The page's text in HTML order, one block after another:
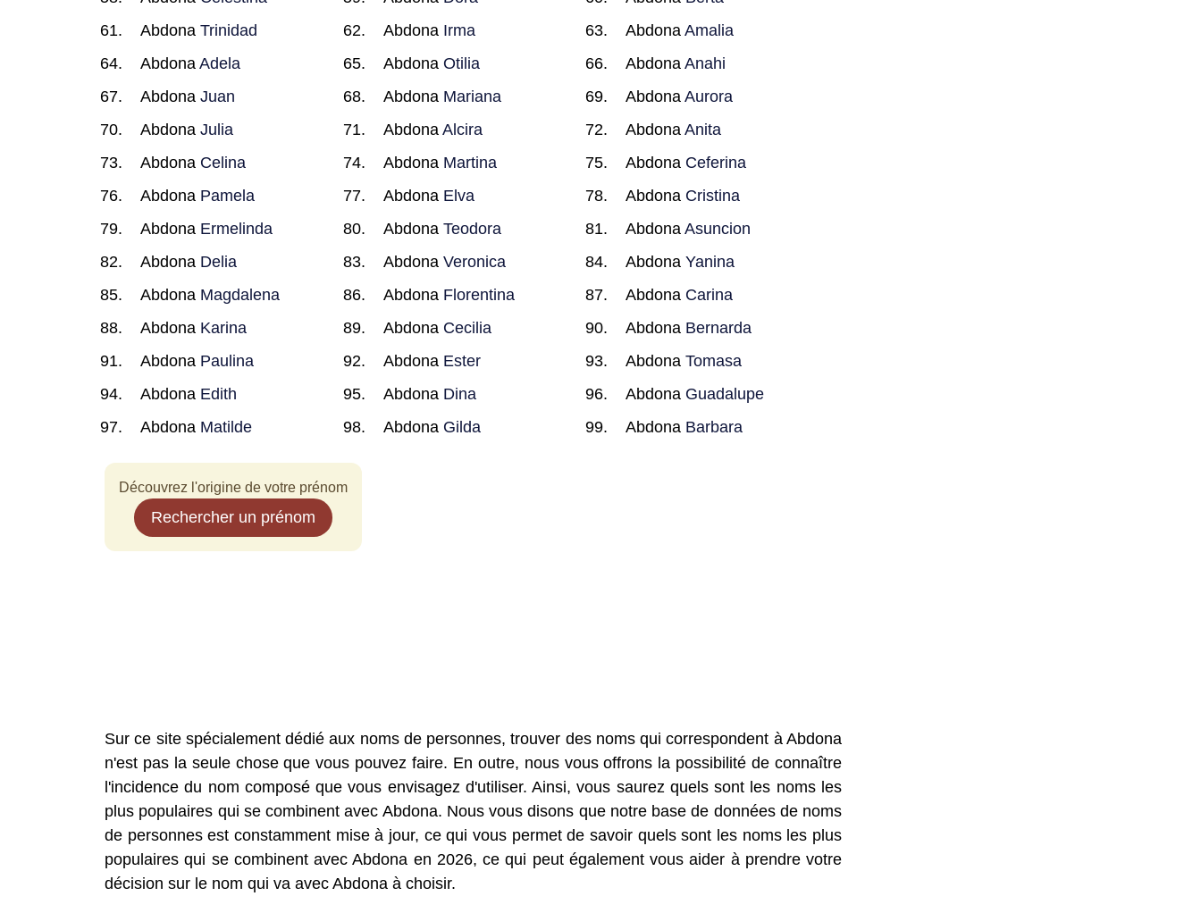
Abdona Trinidad Abdona Irma AbdonaAmalia
Abdona Adela Abdona Otilia AbdonaAnahi
Abdona Juan Abdona Mariana AbdonaAurora
Abdona Julia Abdona Alcira AbdonaAnita
Abdona Celina Abdona Martina Abdona Ceferina
Abdona Pamela Abdona Elva Abdona Cristina
Abdona Ermelinda Abdona Teodora AbdonaAsuncion
Abdona Delia Abdona Veronica AbdonaYanina
Abdona Magdalena Abdona Florentina Abdona Carina
Abdona Karina Abdona Cecilia Abdona Bernarda
Abdona Paulina Abdona Ester AbdonaTomasa
Abdona Edith Abdona Dina Abdona Guadalupe
Abdona Matilde Abdona Gilda Abdona Barbara
Découvrez l'origine de votre prénom
Rechercher un prénom
Sur ce site spécialement dédié aux noms de personnes, trouver des noms qui correspondent à Abdona
n'est pas la seule chose que vous pouvez faire. En outre, nous vous offrons la possibilité de connaître
l'incidence du nom composé que vous envisagez d'utiliser. Ainsi, vous saurez quels sont les noms les
plus populaires qui se combinent avec Abdona. Nous vous disons que notre base de données de noms
de personnes est constamment mise à jour, ce qui vous permet de savoir quels sont les noms les plus
populaires qui se combinent avec Abdona en 2026, ce qui peut également vous aider à prendre votre
décision sur le nom qui va avec Abdona à choisir.